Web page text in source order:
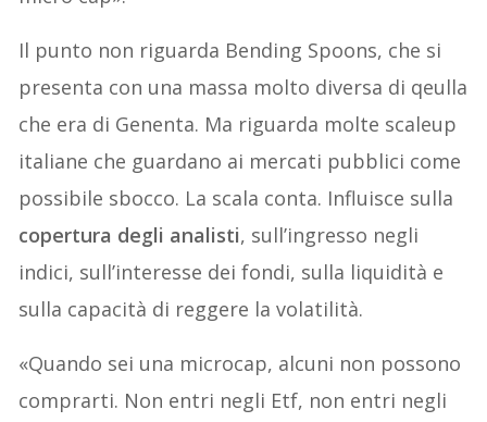
Il punto non riguarda Bending Spoons, che si
presenta con una massa molto diversa di qeulla
che era di Genenta. Ma riguarda molte scaleup
italiane che guardano ai mercati pubblici come
possibile sbocco. La scala conta. Influisce sulla
copertura degli analisti, sull’ingresso negli
indici, sull’interesse dei fondi, sulla liquidità e
sulla capacità di reggere la volatilità.
«Quando sei una microcap, alcuni non possono
comprarti. Non entri negli Etf, non entri negli